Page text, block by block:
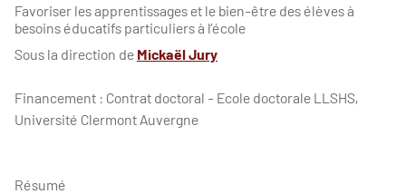
Favoriser les apprentissages et le bien-être des élèves à
besoins éducatifs particuliers à l’école
Sous la direction de Mickaël Jury
Financement : Contrat doctoral - Ecole doctorale LLSHS,
Université Clermont Auvergne
Résumé